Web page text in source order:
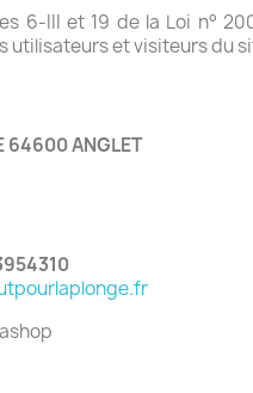
6-III et 19 de la Loi n°
utilisateurs et visiteurs du
64600 ANGLET